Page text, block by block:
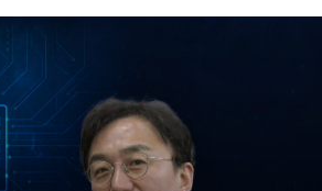
류의 도약이 될지, 아니면 자충수가 될지 살펴